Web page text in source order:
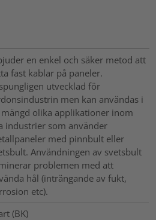
en enkel och säker metod att
fast kablar på paneler.
utvecklad för
men kan användas i
mängd olika applikationer inom
industrier som använder
med pinnbult eller
Användningen av svetsbult
problemen med att
hål (inträngande av fukt,
etc).
(BK)